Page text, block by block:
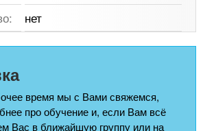
нет
время мы с Вами свяжемся,
про обучение и, если Вам всё
Вас в ближайшую группу или на